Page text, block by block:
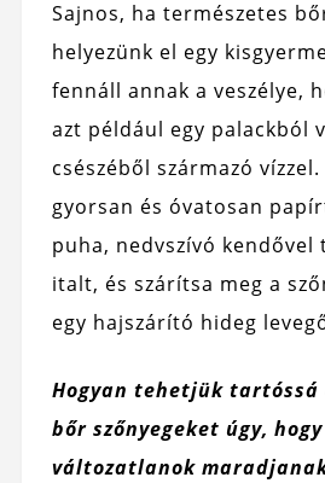
Sajnos, ha természetes
helyezünk el egy
fennáll annak a veszélye,
azt például egy palackból
csészéből származó
gyorsan és óvatosan
puha, nedvszívó kendővel
italt, és szárítsa meg a
egy hajszárító hideg
Hogyan tehetjük tartóssá
bőr szőnyegeket úgy,
változatlanok